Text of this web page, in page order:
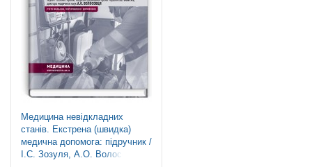
Медицина невідкладних
станів. Екстрена (швидка)
медична допомога: підручник /
I.С. Зозуля, А.О. Волосовець,